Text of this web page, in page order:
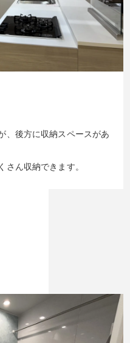
、後方に収納スペースがあ
さん収納できます。